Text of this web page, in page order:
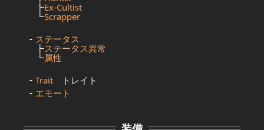
┣Ex-Cultist
┗Scrapper
ステータス
┣ステータス異常
┗属性
Trait トレイト
エモート